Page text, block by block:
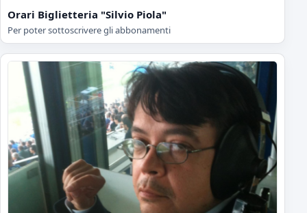
Orari Biglietteria "Silvio Piola"
Per poter sottoscrivere gli abbonamenti